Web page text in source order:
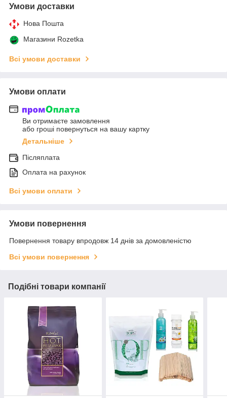
Умови доставки
Нова Пошта
Магазини Rozetka
Всі умови доставки
Умови оплати
Ви отримаєте замовлення
або гроші повернуться на вашу картку
Детальніше
Післяплата
Оплата на рахунок
Всі умови оплати
Умови повернення
Повернення товару впродовж 14 днів за домовленістю
Всі умови повернення
Подібні товари компанії